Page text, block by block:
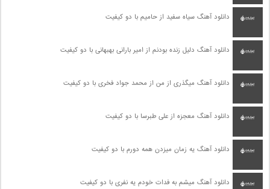
دانلود آهنگ سیاه سفید از حامیم با دو کیفیت
دانلود آهنگ دلیل زنده بودنم از امیر بارانی بهبهانی با دو کیفیت
دانلود آهنگ میگذری از من از محمد جواد فخری با دو کیفیت
دانلود آهنگ معجزه از علی طبرسا با دو کیفیت
دانلود آهنگ یه زمان میزدن همه دورم با دو کیفیت
دانلود آهنگ میشم به فدات خودم یه نفری با دو کیفیت